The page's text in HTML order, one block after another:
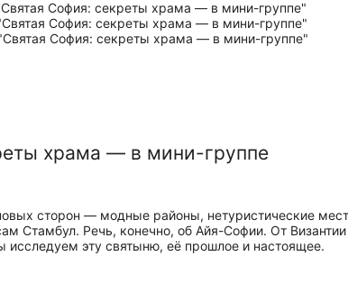
храма — в мини-группе
сторон — модные районы, нетуристические
Стамбул. Речь, конечно, об Айя-Софии. От
эту святыню, её прошлое и настоящее.